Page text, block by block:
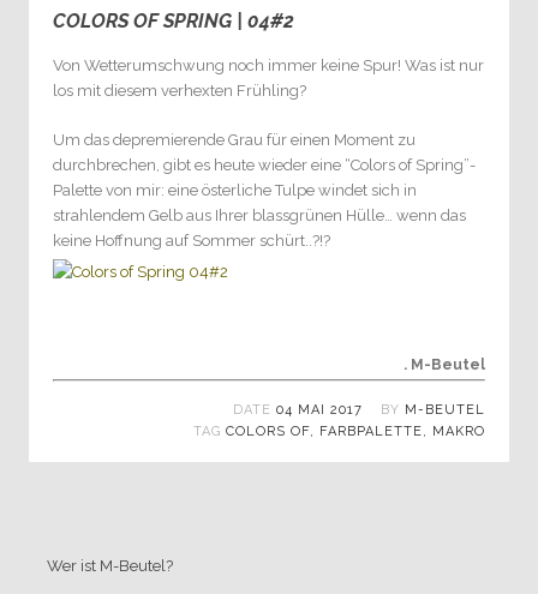
COLORS OF SPRING | 04#2
Von Wetterumschwung noch immer keine Spur! Was ist nur
los mit diesem verhexten Frühling?
Um das depremierende Grau für einen Moment zu
durchbrechen, gibt es heute wieder eine “Colors of Spring”-
Palette von mir: eine österliche Tulpe windet sich in
strahlendem Gelb aus Ihrer blassgrünen Hülle… wenn das
keine Hoffnung auf Sommer schürt..?!?
. M-Beutel
DATE 04 MAI 2017 BY M-BEUTEL
TAG COLORS OF, FARBPALETTE, MAKRO
Wer ist M-Beutel?